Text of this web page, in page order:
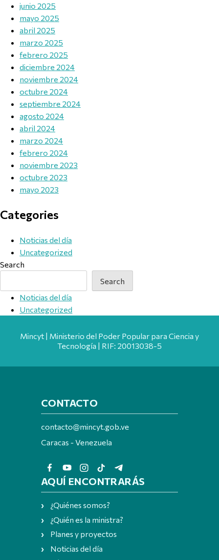
junio 2025
mayo 2025
abril 2025
marzo 2025
febrero 2025
diciembre 2024
noviembre 2024
octubre 2024
septiembre 2024
agosto 2024
abril 2024
marzo 2024
febrero 2024
noviembre 2023
octubre 2023
mayo 2023
Categories
Noticias del día
Uncategorized
Search
Search
Noticias del día
Uncategorized
Mincyt | Ministerio del Poder Popular para Ciencia y
Tecnología | RIF: 20013038-5
CONTACTO
contacto@mincyt.gob.ve
Caracas - Venezuela
AQUÍ ENCONTRARÁS
¿Quiénes somos?
¿Quién es la ministra?
Planes y proyectos
Noticias del día